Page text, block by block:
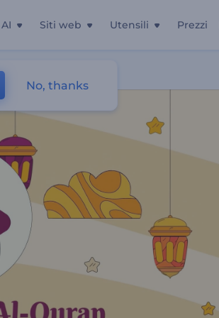
Siti web Utensili Prezzi
No, thanks